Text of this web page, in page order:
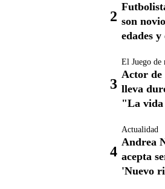
son
edades y
El Juego de
Actor de
lleva
"La vida
Actualidad
Andrea
acepta
'Nuevo